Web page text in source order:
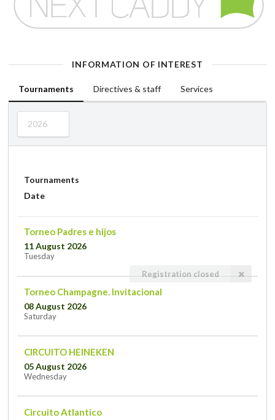
INFORMATION OF INTEREST
Tournaments Directives & staff Services
2026
Tournaments
Date
Torneo Padres e hijos
11 August 2026
Tuesday
Registration closed
Torneo Champagne. Invitacional
08 August 2026
Saturday
CIRCUITO HEINEKEN
05 August 2026
Wednesday
Circuito Atlantico